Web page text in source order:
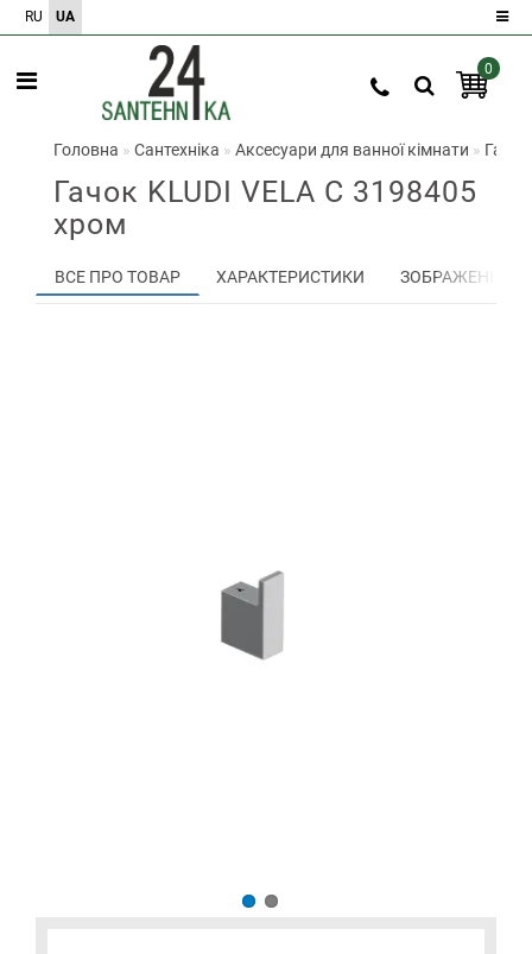
RU UA
Реєстрація
0
товарів 0
0
Головна Сантехніка Аксесуари для ванної кімнати
Гачок KLUDI VELA C 3198405
хром
ВСЕ ПРО ТОВАР ХАРАКТЕРИСТИКИ ЗОБРАЖЕННЯ